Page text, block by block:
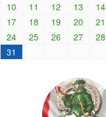
10
11 12 13 14
17
18 19 20 21
24
25 26 27 28
31